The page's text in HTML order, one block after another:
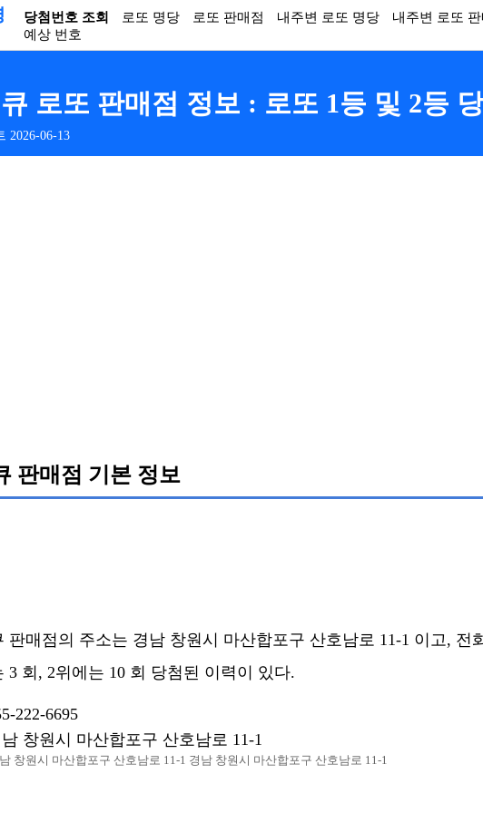
당첨번호 조회 로또 명당 로또 판매점 내주변 로또 명당 내주변 로또 판
예상 번호
로또 판매점 정보 : 로또 1등 및 2등
2026-06-13
판매점 기본 정보
판매점의 주소는 경남 창원시 마산합포구 산호남로 11-1 이고, 전
3 회, 2위에는 10 회 당첨된 이력이 있다.
222-6695
창원시 마산합포구 산호남로 11-1
창원시 마산합포구 산호남로 11-1 경남 창원시 마산합포구 산호남로 11-1